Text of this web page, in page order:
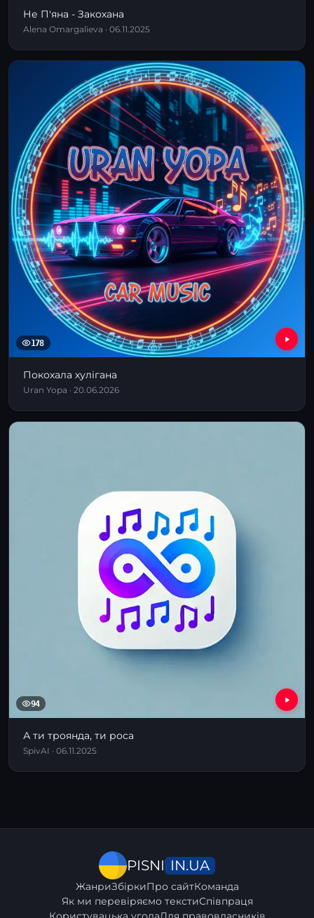
Не П'яна - Закохана
Alena Omargalieva · 06.11.2025
178
Покохала хулігана
Uran Yopa · 20.06.2026
94
А ти троянда, ти роса
SpivAI · 06.11.2025
PISNI IN.UA
ЖанриЗбіркиПро сайтКоманда
Як ми перевіряємо текстиСпівпраця